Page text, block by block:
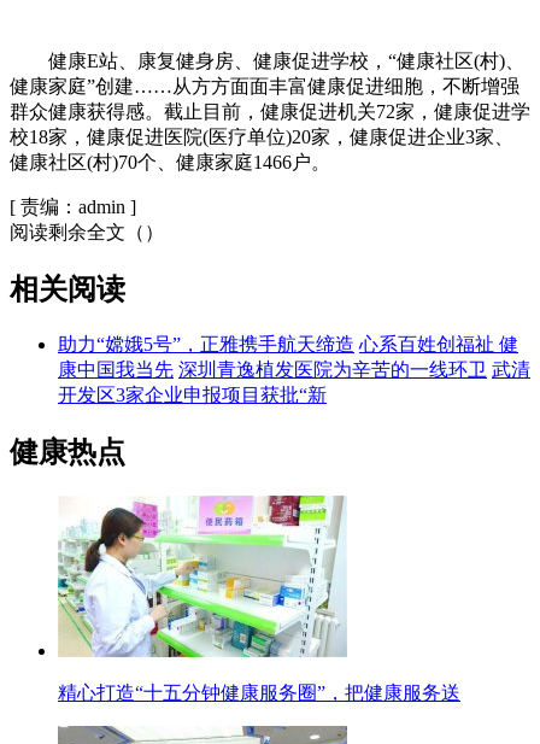
健康E站、康复健身房、健康促进学校，“健康社区(村)、
健康家庭”创建……从方方面面丰富健康促进细胞，不断增强
群众健康获得感。截止目前，健康促进机关72家，健康促进学
校18家，健康促进医院(医疗单位)20家，健康促进企业3家、
健康社区(村)70个、健康家庭1466户。
[ 责编：admin ]
阅读剩余全文（ ）
相关阅读
助力“嫦娥5号”，正雅携手航天缔造 心系百姓创福祉 健
康中国我当先 深圳青逸植发医院为辛苦的一线环卫 武清
开发区3家企业申报项目获批“新
健康热点
精心打造“十五分钟健康服务圈”，把健康服务送